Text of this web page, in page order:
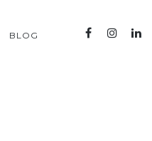
BLOG